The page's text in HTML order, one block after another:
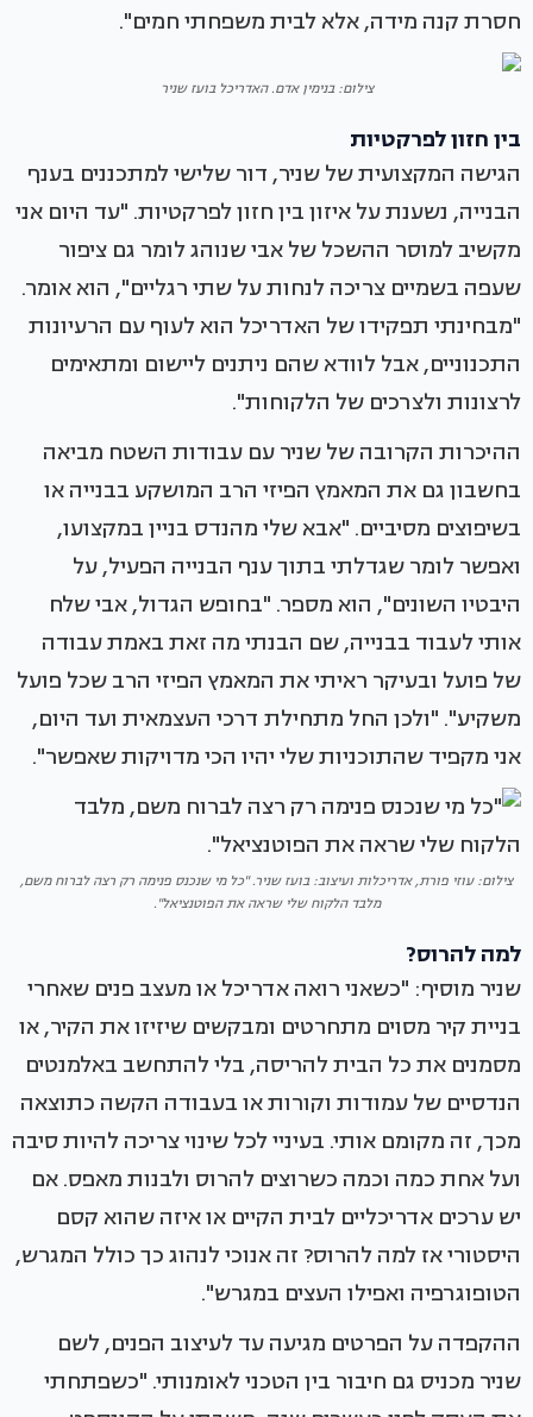
חסרת קנה מידה, אלא לבית משפחתי חמים".
צילום: בנימין אדם. האדריכל בועז שניר
בין חזון לפרקטיות
הגישה המקצועית של שניר, דור שלישי למתכננים בענף
הבנייה, נשענת על איזון בין חזון לפרקטיות. "עד היום אני
מקשיב למוסר ההשכל של אבי שנוהג לומר גם ציפור
שעפה בשמיים צריכה לנחות על שתי רגליים", הוא אומר.
"מבחינתי תפקידו של האדריכל הוא לעוף עם הרעיונות
התכנוניים, אבל לוודא שהם ניתנים ליישום ומתאימים
לרצונות ולצרכים של הלקוחות".
ההיכרות הקרובה של שניר עם עבודות השטח מביאה
בחשבון גם את המאמץ הפיזי הרב המושקע בבנייה או
בשיפוצים מסיביים. "אבא שלי מהנדס בניין במקצועו,
ואפשר לומר שגדלתי בתוך ענף הבנייה הפעיל, על
היבטיו השונים", הוא מספר. "בחופש הגדול, אבי שלח
אותי לעבוד בבנייה, שם הבנתי מה זאת באמת עבודה
של פועל ובעיקר ראיתי את המאמץ הפיזי הרב שכל פועל
משקיע". "ולכן החל מתחילת דרכי העצמאית ועד היום,
אני מקפיד שהתוכניות שלי יהיו הכי מדויקות שאפשר".
צילום: עוזי פורת, אדריכלות ועיצוב: בועז שניר. "כל מי שנכנס פנימה רק רצה לברוח משם,
מלבד הלקוח שלי שראה את הפוטנציאל".
למה להרוס?
שניר מוסיף: "כשאני רואה אדריכל או מעצב פנים שאחרי
בניית קיר מסוים מתחרטים ומבקשים שיזיזו את הקיר, או
מסמנים את כל הבית להריסה, בלי להתחשב באלמנטים
הנדסיים של עמודות וקורות או בעבודה הקשה כתוצאה
מכך, זה מקומם אותי. בעיניי לכל שינוי צריכה להיות סיבה
ועל אחת כמה וכמה כשרוצים להרוס ולבנות מאפס. אם
יש ערכים אדריכליים לבית הקיים או איזה שהוא קסם
היסטורי אז למה להרוס? זה אנוכי לנהוג כך כולל המגרש,
הטופוגרפיה ואפילו העצים במגרש".
ההקפדה על הפרטים מגיעה עד לעיצוב הפנים, לשם
שניר מכניס גם חיבור בין הטכני לאומנותי. "כשפתחתי